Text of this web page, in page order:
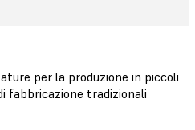
per la produzione in piccoli
fabbricazione tradizionali